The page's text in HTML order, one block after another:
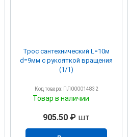
Трос сантехнический L=10м
d=9мм с рукояткой вращения
(1/1)
Код товара: ПЛ000014832
Товар в наличии
905.50 ₽ шт